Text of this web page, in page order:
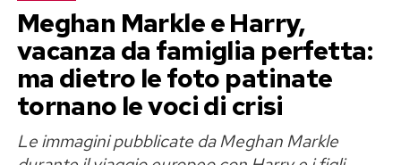
Almeno così sembrava.
Temptation Island, Soraya cambia
tono su Cristian
Nello speciale del mese dopo, la situazione
Meghan Markle e Harry,
vacanza da famiglia perfetta:
ma dietro le foto patinate
tornano le voci di crisi
Le immagini pubblicate da Meghan Markle